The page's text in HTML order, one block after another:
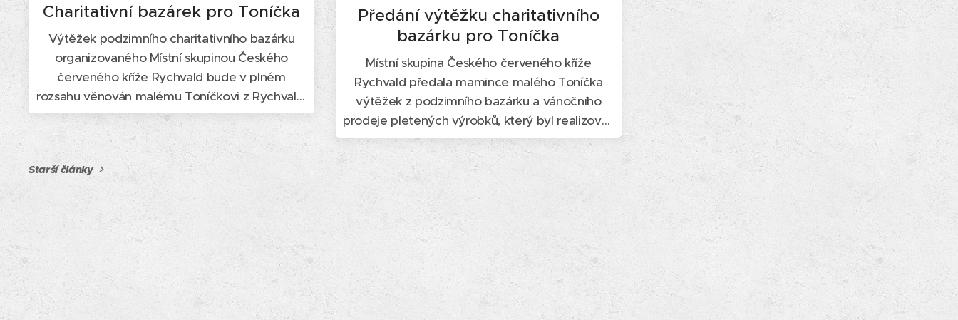
Předání výtěžku charitativního
bazárku pro Toníčka
Místní skupina Českého červeného kříže
Rychvald předala mamince malého Toníčka
výtěžek z podzimního bazárku a vánočního
prodeje pletených výrobků, který byl realizován
na podporu jeho zdravotní péče a rehabilitace.
Charitativní bazárek pro Toníčka
Výtěžek podzimního charitativního bazárku
organizovaného Místní skupinou Českého
červeného kříže Rychvald bude v plném
rozsahu věnován malému Toníčkovi z Rychvald,
jehož zdravotní stav vyžaduje dlouhodobou a
systematickou péči, intenzivní rehabilitaci a
každodenní podporu při rozvoji základních
životních funkcí.
Starší články